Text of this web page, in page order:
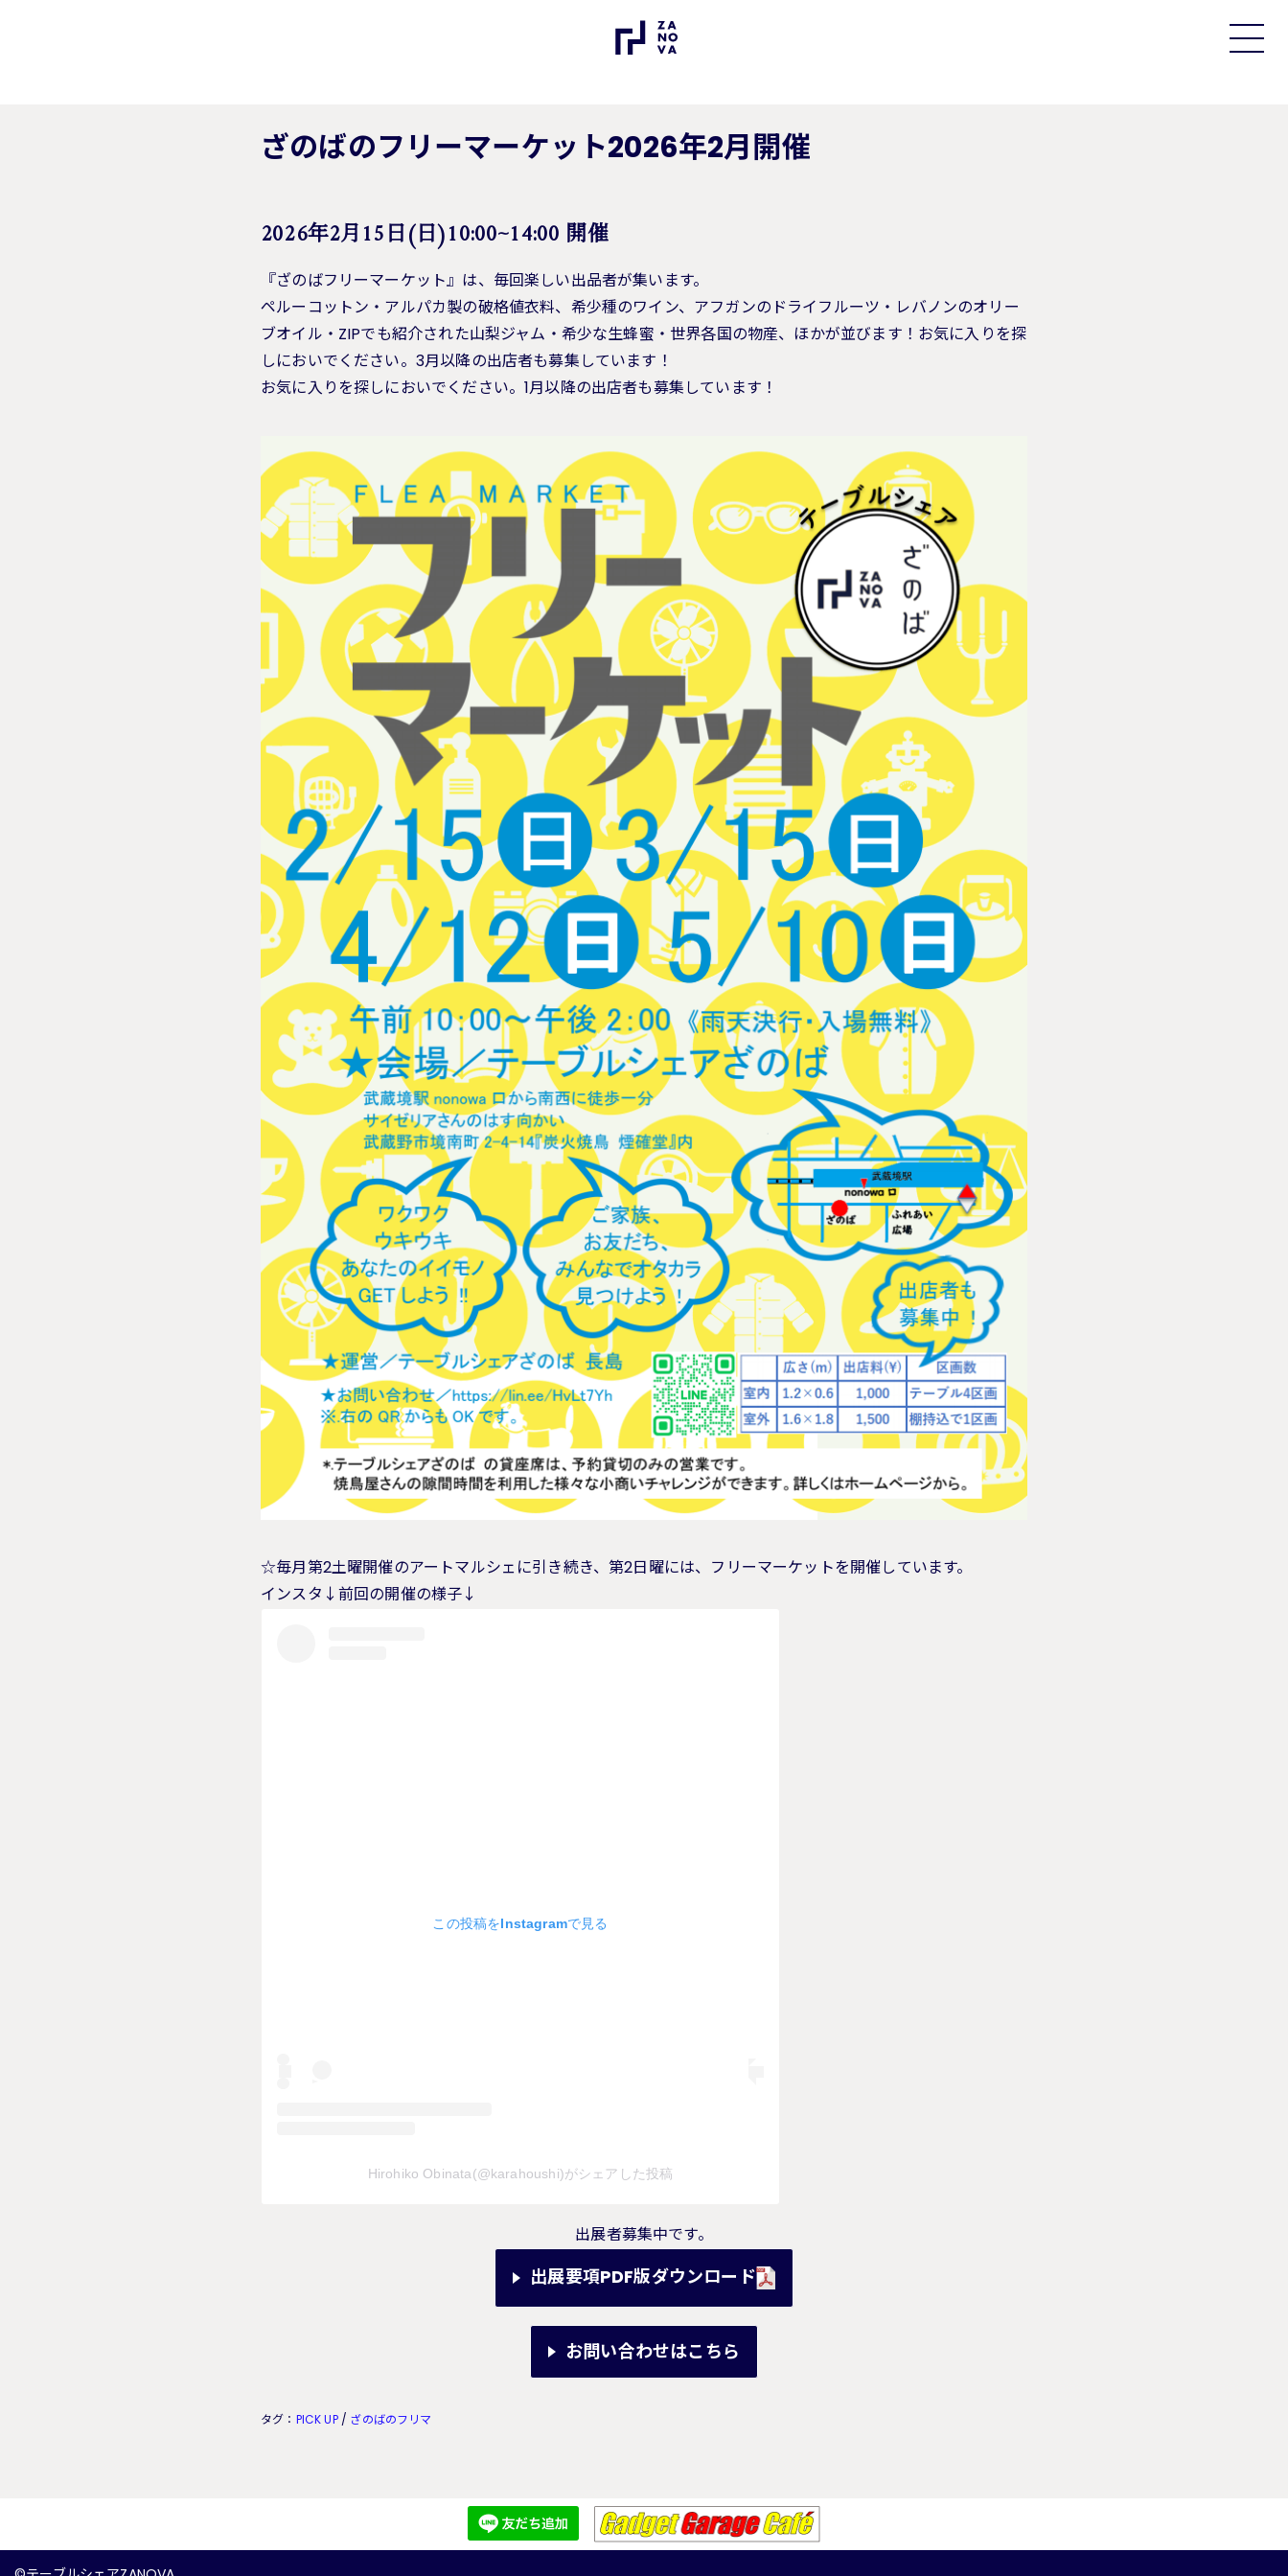
ざのばのフリーマーケット2026年2月開催
2026年2月15日(日)10:00~14:00 開催
『ざのばフリーマーケット』は、毎回楽しい出品者が集います。
ペルーコットン・アルパカ製の破格値衣料、希少種のワイン、アフガンのドライフルーツ・レバノンのオリー
ブオイル・ZIPでも紹介された山梨ジャム・希少な生蜂蜜・世界各国の物産、ほかが並びます！お気に入りを探
しにおいでください。3月以降の出店者も募集しています！
お気に入りを探しにおいでください。1月以降の出店者も募集しています！
☆毎月第2土曜開催のアートマルシェに引き続き、第2日曜には、フリーマーケットを開催しています。
インスタ↓前回の開催の様子↓
この投稿をInstagramで見る
Hirohiko Obinata(@karahoushi)がシェアした投稿
出展者募集中です。
出展要項PDF版ダウンロード
お問い合わせはこちら
タグ： PICK UP/ ざのばのフリマ